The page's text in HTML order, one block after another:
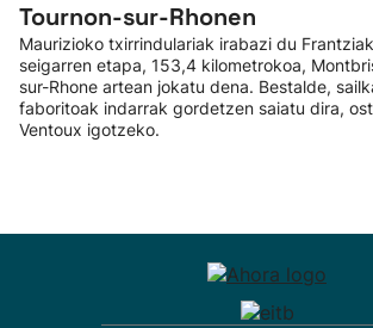
Tournon-sur-Rhonen
Maurizioko txirrindulariak irabazi du
seigarren etapa, 153,4 kilometrokoa,
sur-Rhone artean jokatu dena. Bestalde,
faboritoak indarrak gordetzen saiatu dira,
Ventoux igotzeko.